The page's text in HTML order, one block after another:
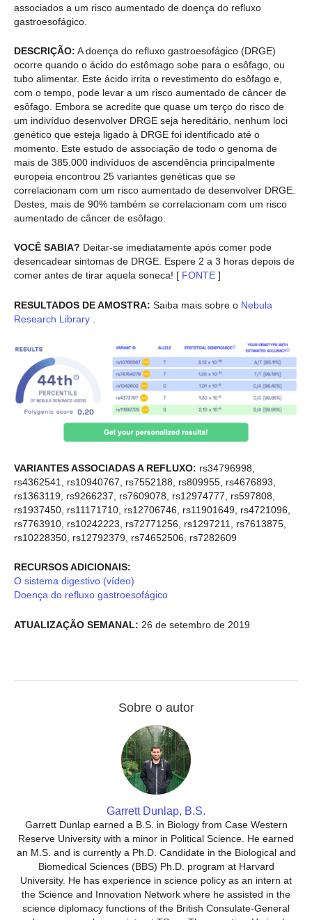
associados a um risco aumentado de doença do refluxo
gastroesofágico.
DESCRIÇÃO: A doença do refluxo gastroesofágico (DRGE)
ocorre quando o ácido do estômago sobe para o esôfago, ou
tubo alimentar. Este ácido irrita o revestimento do esôfago e,
com o tempo, pode levar a um risco aumentado de câncer de
esôfago. Embora se acredite que quase um terço do risco de
um indivíduo desenvolver DRGE seja hereditário, nenhum loci
genético que esteja ligado à DRGE foi identificado até o
momento. Este estudo de associação de todo o genoma de
mais de 385.000 indivíduos de ascendência principalmente
europeia encontrou 25 variantes genéticas que se
correlacionam com um risco aumentado de desenvolver DRGE.
Destes, mais de 90% também se correlacionam com um risco
aumentado de câncer de esôfago.
VOCÊ SABIA? Deitar-se imediatamente após comer pode
desencadear sintomas de DRGE. Espere 2 a 3 horas depois de
comer antes de tirar aquela soneca! [ FONTE ]
RESULTADOS DE AMOSTRA: Saiba mais sobre o Nebula
Research Library
VARIANTES ASSOCIADAS A REFLUXO: rs34796998,
rs4362541, rs10940767, rs7552188, rs809955, rs4676893,
rs1363119, rs9266237, rs7609078, rs12974777, rs597808,
rs1937450, rs11171710, rs12706746, rs11901649, rs4721096,
rs7763910, rs10242223, rs72771256, rs1297211, rs7613875,
rs10228350, rs12792379, rs74652506, rs7282609
RECURSOS ADICIONAIS:
O sistema digestivo (vídeo)
Doença do refluxo gastroesofágico
ATUALIZAÇÃO SEMANAL: 26 de setembro de 2019
Sobre o autor
Garrett Dunlap, B.S.
Garrett Dunlap earned a B.S. in Biology from Case Western
Reserve University with a minor in Political Science. He earned
an M.S. and is currently a Ph.D. Candidate in the Biological and
Biomedical Sciences (BBS) Ph.D. program at Harvard
University. He has experience in science policy as an intern at
the Science and Innovation Network where he assisted in the
science diplomacy functions of the British Consulate-General